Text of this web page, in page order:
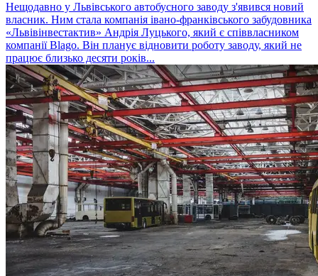
Нещодавно у Львівського автобусного заводу з'явився новий
власник. Ним стала компанія івано-франківського забудовника
«Львівінвестактив» Андрія Луцького, який є співвласником
компанії Blago. Він планує відновити роботу заводу, який не
працює близько десяти років...